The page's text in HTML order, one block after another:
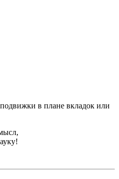
в плане вкладок или